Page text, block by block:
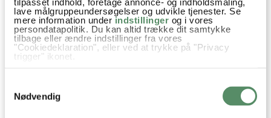
lave målgruppeundersøgelser og udvikle tjenester. Se
mere information underindstillinger og i vores
persondatapolitik. Du kan altid trække dit samtykke
tilbage eller ændre indstillinger fra vores
"Cookiedeklaration", eller ved at trykke på "Privacy
trigger" ikonet.
Indsamle præcise oplysninger om din placering,
der kan være nøjagtig inden for få meter
Identificere din enhed baseret på en scanning af
Nødvendig
Brunch Morgenmad Opskrifter Flødeost Ost
Purløg
SPØRGSMÅL TIL OPSKRIFTEN?
Har du spørgsmål til opskriften eller lyst til at sende en sød